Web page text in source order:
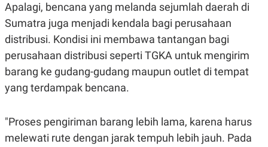
A
N
A
C
A
D
M
S
E
L
E
A
E
I
L
A
N
I
N
Apalagi, bencana yang melanda sejumlah daerah di
Sumatra juga menjadi kendala bagi perusahaan
distribusi. Kondisi ini membawa tantangan bagi
perusahaan distribusi seperti TGKA untuk mengirim
barang ke gudang-gudang maupun outlet di tempat
yang terdampak bencana.
"Proses pengiriman barang lebih lama, karena harus
melewati rute dengan jarak tempuh lebih jauh. Pada